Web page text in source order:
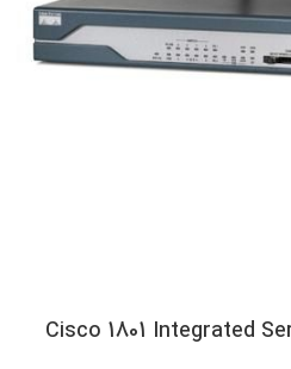
Cisco 1801 Integrated